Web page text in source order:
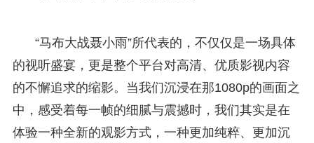
“马布大战聂小雨”所代表的，不仅仅是一场具体
的视听盛宴，更是整个平台对高清、优质影视内容
的不懈追求的缩影。当我们沉浸在那1080p的画面之
中，感受着每一帧的细腻与震撼时，我们其实是在
体验一种全新的观影方式，一种更加纯粹、更加沉